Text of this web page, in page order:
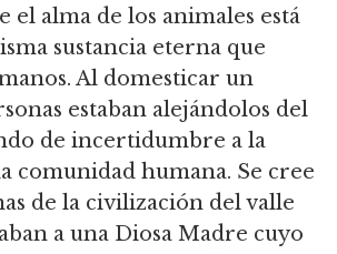
el alma de los animales está
sustancia eterna que
Al domesticar un
estaban alejándolos del
de incertidumbre a la
comunidad humana. Se cree
de la civilización del valle
a una Diosa Madre cuyo